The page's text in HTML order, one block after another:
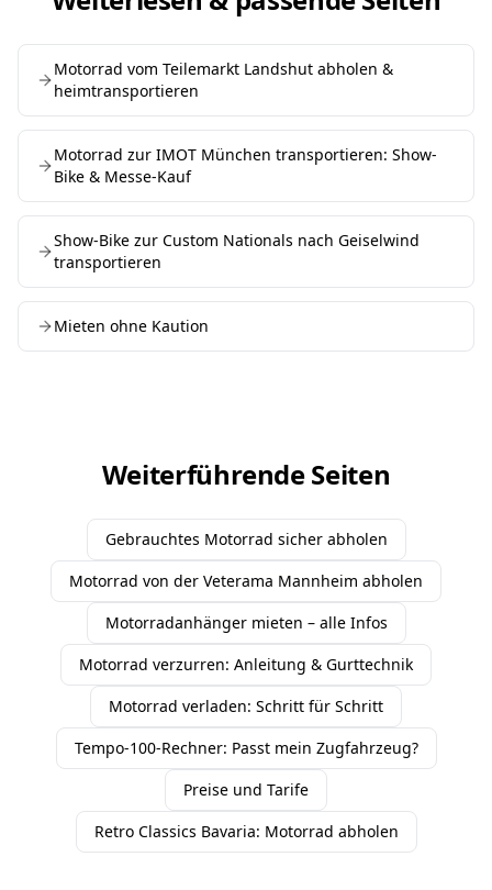
Motorrad vom Teilemarkt Landshut abholen &
heimtransportieren
Motorrad zur IMOT München transportieren: Show-
Bike & Messe-Kauf
Show-Bike zur Custom Nationals nach Geiselwind
transportieren
Mieten ohne Kaution
Weiterführende Seiten
Gebrauchtes Motorrad sicher abholen
Motorrad von der Veterama Mannheim abholen
Motorradanhänger mieten – alle Infos
Motorrad verzurren: Anleitung & Gurttechnik
Motorrad verladen: Schritt für Schritt
Tempo-100-Rechner: Passt mein Zugfahrzeug?
Preise und Tarife
Retro Classics Bavaria: Motorrad abholen